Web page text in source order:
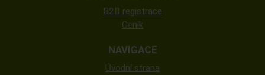
B2B registrace
Ceník
NAVIGACE
Úvodní strana